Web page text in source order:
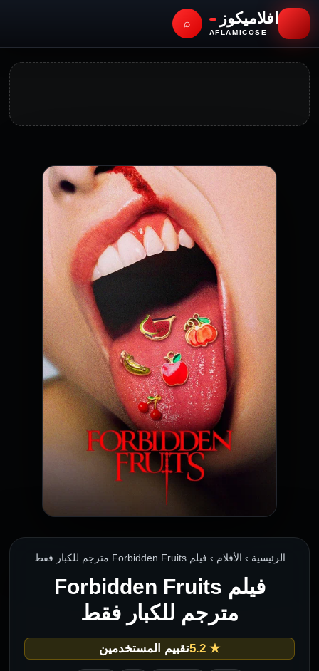
افلاميكوز
AFLAMICOSE
⌕
الرئيسية › الأفلام › فيلم Forbidden Fruits مترجم للكبار فقط
فيلم Forbidden Fruits
مترجم للكبار فقط
★ 5.2 تقييم المستخدمين